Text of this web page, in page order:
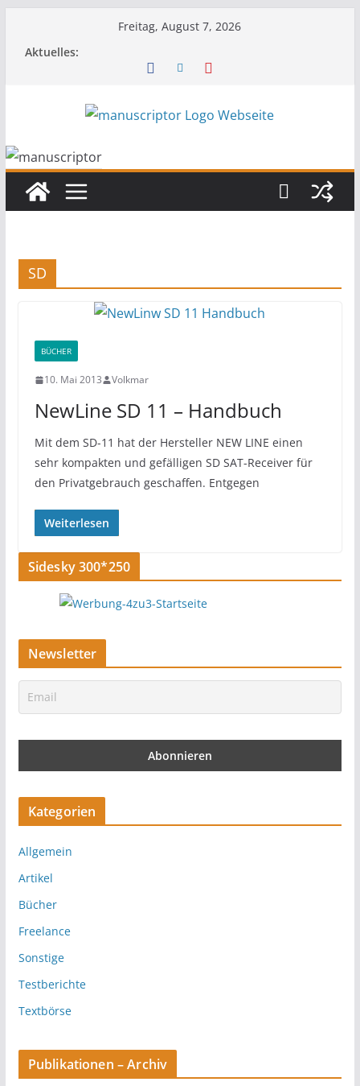
Freitag, August 7, 2026
Aktuelles:
SD
BÜCHER
10. Mai 2013 Volkmar
NewLine SD 11 – Handbuch
Mit dem SD-11 hat der Hersteller NEW LINE einen
sehr kompakten und gefälligen SD SAT-Receiver für
den Privatgebrauch geschaffen. Entgegen
Weiterlesen
Sidesky 300*250
Newsletter
Kategorien
Allgemein
Artikel
Bücher
Freelance
Sonstige
Testberichte
Textbörse
Publikationen – Archiv